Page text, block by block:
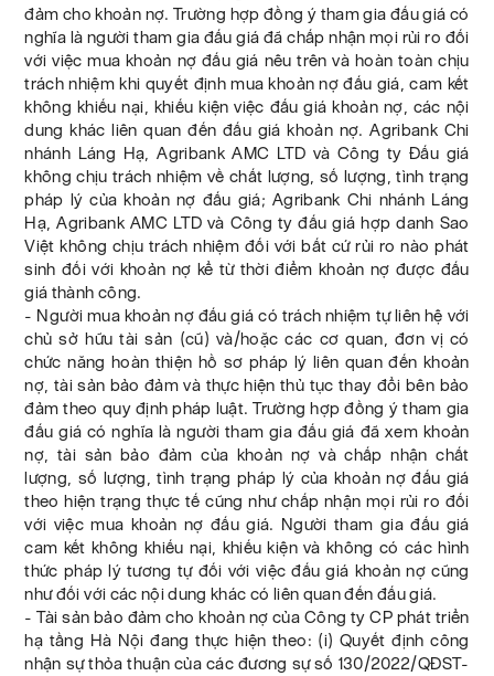
đảm cho khoản nợ. Trường hợp đồng ý tham gia đấu giá có
nghĩa là người tham gia đấu giá đã chấp nhận mọi rủi ro đối
với việc mua khoản nợ đấu giá nêu trên và hoàn toàn chịu
trách nhiệm khi quyết định mua khoản nợ đấu giá, cam kết
không khiếu nại, khiếu kiện việc đấu giá khoản nợ, các nội
dung khác liên quan đến đấu giá khoản nợ. Agribank Chi
nhánh Láng Hạ, Agribank AMC LTD và Công ty Đấu giá
không chịu trách nhiệm về chất lượng, số lượng, tình trạng
pháp lý của khoản nợ đấu giá; Agribank Chi nhánh Láng
Hạ, Agribank AMC LTD và Công ty đấu giá hợp danh Sao
Việt không chịu trách nhiệm đối với bất cứ rủi ro nào phát
sinh đối với khoản nợ kể từ thời điểm khoản nợ được đấu
giá thành công.
- Người mua khoản nợ đấu giá có trách nhiệm tự liên hệ với
chủ sở hữu tài sản (cũ) và/hoặc các cơ quan, đơn vị có
chức năng hoàn thiện hồ sơ pháp lý liên quan đến khoản
nợ, tài sản bảo đảm và thực hiện thủ tục thay đổi bên bảo
đảm theo quy định pháp luật. Trường hợp đồng ý tham gia
đấu giá có nghĩa là người tham gia đấu giá đã xem khoản
nợ, tài sản bảo đảm của khoản nợ và chấp nhận chất
lượng, số lượng, tình trạng pháp lý của khoản nợ đấu giá
theo hiện trạng thực tế cũng như chấp nhận mọi rủi ro đối
với việc mua khoản nợ đấu giá. Người tham gia đấu giá
cam kết không khiếu nại, khiếu kiện và không có các hình
thức pháp lý tương tự đối với việc đấu giá khoản nợ cũng
như đối với các nội dung khác có liên quan đến đấu giá.
- Tài sản bảo đảm cho khoản nợ của Công ty CP phát triển
hạ tầng Hà Nội đang thực hiện theo: (i) Quyết định công
nhận sự thỏa thuận của các đương sự số 130/2022/QĐST-